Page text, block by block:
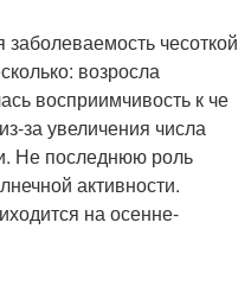
чесоткой
возросла
восприимчивость к че
за увеличения числа
Не последнюю роль
активности.
на осенне-